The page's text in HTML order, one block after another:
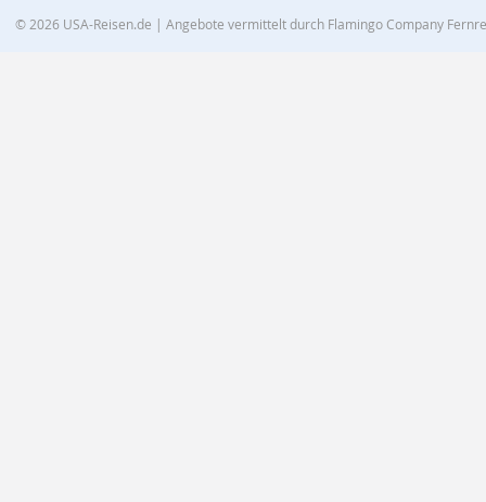
© 2026 USA-Reisen.de | Angebote vermittelt durch Flamingo Company